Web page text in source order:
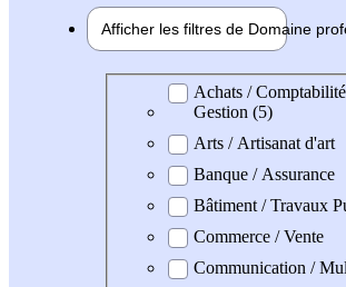
Afficher les filtres de Domaine pro
Domaine professionel
Achats /
Gestion (5)
Arts / Artisanat d'art
Banque / Assurance
Bâtiment / Travaux
Commerce / Vente
Communication /